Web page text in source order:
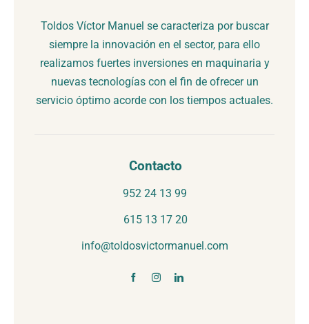
Toldos Víctor Manuel se caracteriza por buscar
siempre la innovación en el sector, para ello
realizamos fuertes inversiones en maquinaria y
nuevas tecnologías con el fin de ofrecer un
servicio óptimo acorde con los tiempos actuales.
Contacto
952 24 13 99
615 13 17 20
info@toldosvictormanuel.com